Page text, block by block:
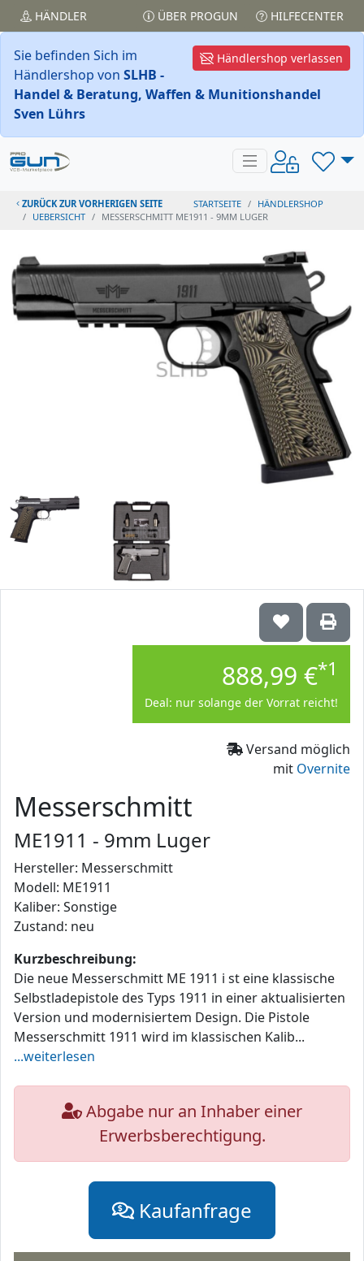
HÄNDLER ÜBER PROGUN HILFECENTER
Händlershop verlassen
Sie befinden Sich im
Händlershop von SLHB -
Handel & Beratung, Waffen & Munitionshandel
Sven Lührs
ZURÜCK ZUR VORHERIGEN SEITE STARTSEITE
HÄNDLERSHOP
UEBERSICHT
MESSERSCHMITT ME1911 - 9MM LUGER
888,99 €*1
Deal: nur solange der Vorrat reicht!
Versand möglich
mit Overnite
Messerschmitt
ME1911 - 9mm Luger
Hersteller: Messerschmitt
Modell: ME1911
Kaliber: Sonstige
Zustand: neu
Kurzbeschreibung:
Die neue Messerschmitt ME 1911 i st eine klassische
Selbstladepistole des Typs 1911 in einer aktualisierten
Version und modernisiertem Design. Die Pistole
Messerschmitt 1911 wird im klassischen Kalib...
...weiterlesen
Abgabe nur an Inhaber einer
Erwerbsberechtigung.
Kaufanfrage